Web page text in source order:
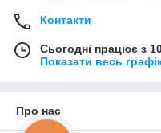
Контакти
Сьогодні працює з
Показати весь
Про нас